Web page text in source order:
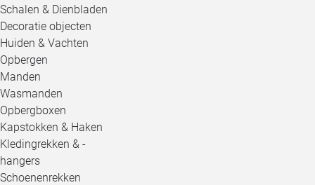
Schalen & Dienbladen
Decoratie objecten
Huiden & Vachten
Opbergen
Manden
Wasmanden
Opbergboxen
Kapstokken & Haken
Kledingrekken & -
hangers
Schoenenrekken